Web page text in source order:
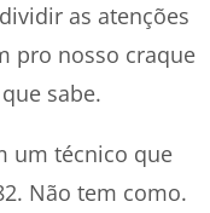
as atenções
pro nosso craque
sabe.
um técnico que
Não tem como.